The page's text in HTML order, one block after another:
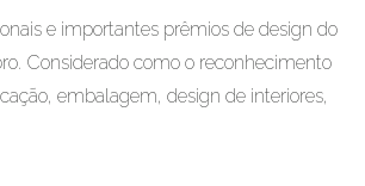
e importantes prêmios de design do
Considerado como o reconhecimento
embalagem, design de interiores,